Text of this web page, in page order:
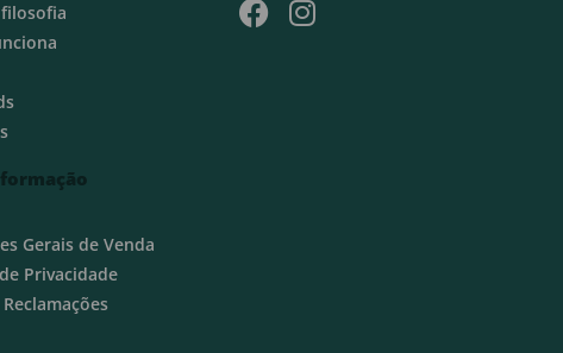
Gerais de Venda
Privacidade